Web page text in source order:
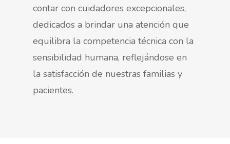
contar con cuidadores excepcionales,
dedicados a brindar una atención que
equilibra la competencia técnica con la
sensibilidad humana, reflejándose en
la satisfacción de nuestras familias y
pacientes.